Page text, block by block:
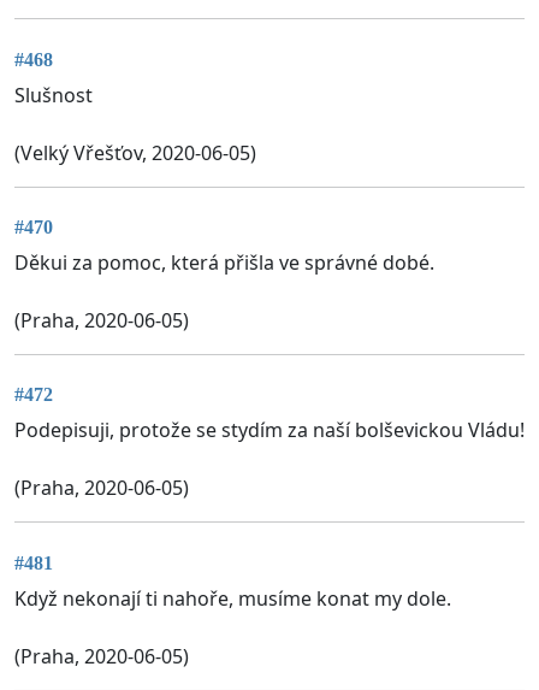
#468
Slušnost
(Velký Vřešťov, 2020-06-05)
#470
Děkui za pomoc, která přišla ve správné dobé.
(Praha, 2020-06-05)
#472
Podepisuji, protože se stydím za naší bolševickou Vládu!
(Praha, 2020-06-05)
#481
Když nekonají ti nahoře, musíme konat my dole.
(Praha, 2020-06-05)